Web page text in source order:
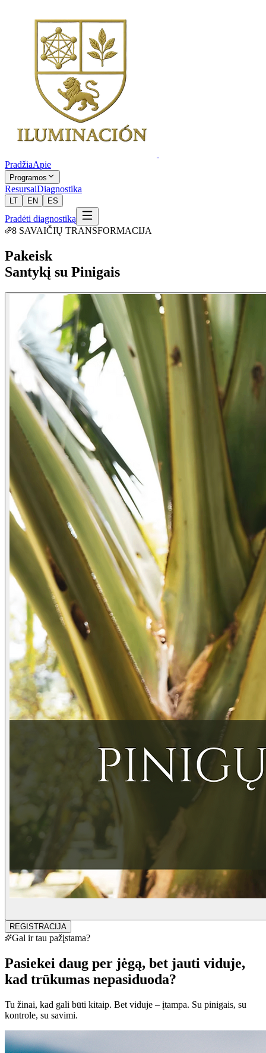
PradžiaApie
Programos
ResursaiDiagnostika
LT EN ES
Pradėti diagnostiką
8 SAVAIČIŲ TRANSFORMACIJA
Pakeisk
Santykį su Pinigais
REGISTRACIJA
Gal ir tau pažįstama?
Pasiekei daug per jėgą, bet jauti viduje,
kad trūkumas nepasiduoda?
Tu žinai, kad gali būti kitaip. Bet viduje – įtampa. Su pinigais, su
kontrole, su savimi.